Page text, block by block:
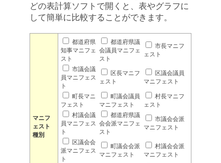
どの表計算ソフトで開くと、表やグラフに
して簡単に比較することができます。
マニフ
ェスト
種別
都道府県
知事マニフェ
スト
都道府県議
会議員マニフェ
スト
市長マニフ
ェスト
市議会議
員マニフェス
ト
区長マニフ
ェスト
区議会議員
マニフェスト
町長マニ
フェスト
町議会議員
マニフェスト
村長マニフ
ェスト
村議会議
員マニフェス
ト
都道府県議
会会派マニフェ
スト
市議会会派
マニフェスト
区議会会
派マニフェス
ト
町議会会派
マニフェスト
村議会会派
マニフェスト